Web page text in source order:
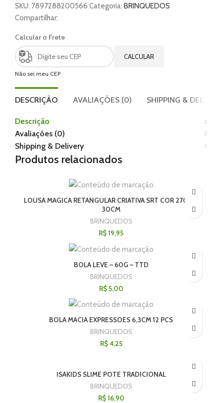
SKU: 7897288200566 Categoria: BRINQUEDOS
Compartilhar:
Calcular o Frete
CALCULAR
Não sei meu CEP
DESCRIÇÃO AVALIAÇÕES (0) SHIPPING &
Descrição
Avaliações (0)
Shipping & Delivery
Produtos relacionados
LOUSA MAGICA RETANGULAR CRIATIVA SRT COR 27CM X
30CM
BRINQUEDOS
R$19,95
BOLA LEVE – 60G – TTD
BRINQUEDOS
R$5,00
BOLA MACIA EXPRESSOES 6,3CM 12 PCS
BRINQUEDOS
R$4,25
ISAKIDS SLIME POTE TRADICIONAL
BRINQUEDOS
R$16,90